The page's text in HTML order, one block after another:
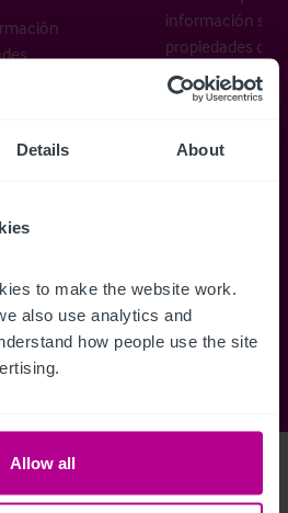
Details About
to make the website work.
also use analytics and
how people use the site
Allow all
información
propiedades
cómo desea
ahora